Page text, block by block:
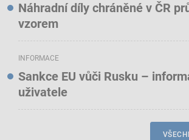
Náhradní díly chráněné v ČR
vzorem
INFORMACE
Sankce EU vůči Rusku –
uživatele